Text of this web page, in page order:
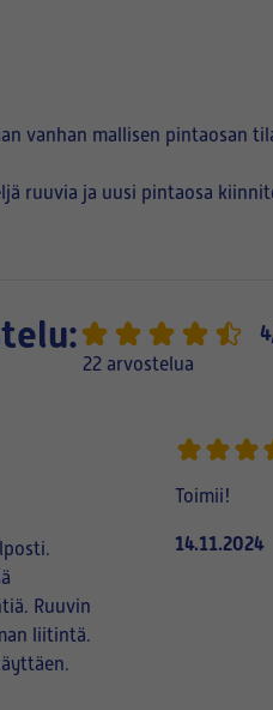
vanhan mallisen pintaosan
ruuvia ja uusi pintaosa
22 arvostelua
Ruuvin
liitintä.
Toimii!
14.11.2024